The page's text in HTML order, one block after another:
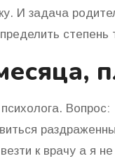
И задача
степень
психолога.
к врачу а я